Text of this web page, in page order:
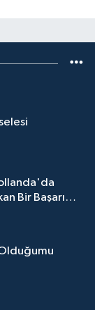
Bir Başarı